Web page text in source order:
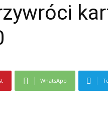
WhatsApp